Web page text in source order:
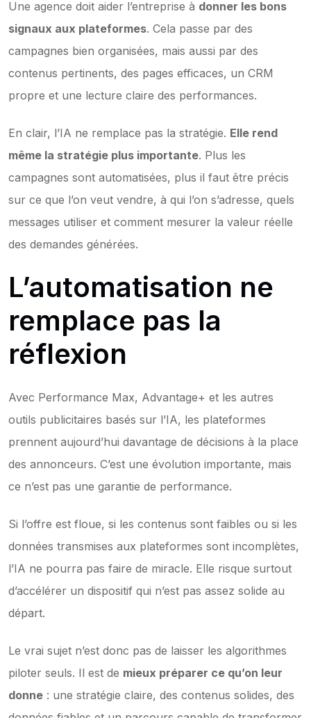
Une agence doit aider l’entreprise à donner les bons
signaux aux plateformes. Cela passe par des
campagnes bien organisées, mais aussi par des
contenus pertinents, des pages efficaces, un CRM
propre et une lecture claire des performances.
En clair, l’IA ne remplace pas la stratégie. Elle rend
même la stratégie plus importante. Plus les
campagnes sont automatisées, plus il faut être précis
sur ce que l’on veut vendre, à qui l’on s’adresse, quels
messages utiliser et comment mesurer la valeur réelle
des demandes générées.
L’automatisation ne
remplace pas la
réflexion
Avec Performance Max, Advantage+ et les autres
outils publicitaires basés sur l’IA, les plateformes
prennent aujourd’hui davantage de décisions à la place
des annonceurs. C’est une évolution importante, mais
ce n’est pas une garantie de performance.
Si l’offre est floue, si les contenus sont faibles ou si les
données transmises aux plateformes sont incomplètes,
l’IA ne pourra pas faire de miracle. Elle risque surtout
d’accélérer un dispositif qui n’est pas assez solide au
départ.
Le vrai sujet n’est donc pas de laisser les algorithmes
piloter seuls. Il est de mieux préparer ce qu’on leur
donne : une stratégie claire, des contenus solides, des